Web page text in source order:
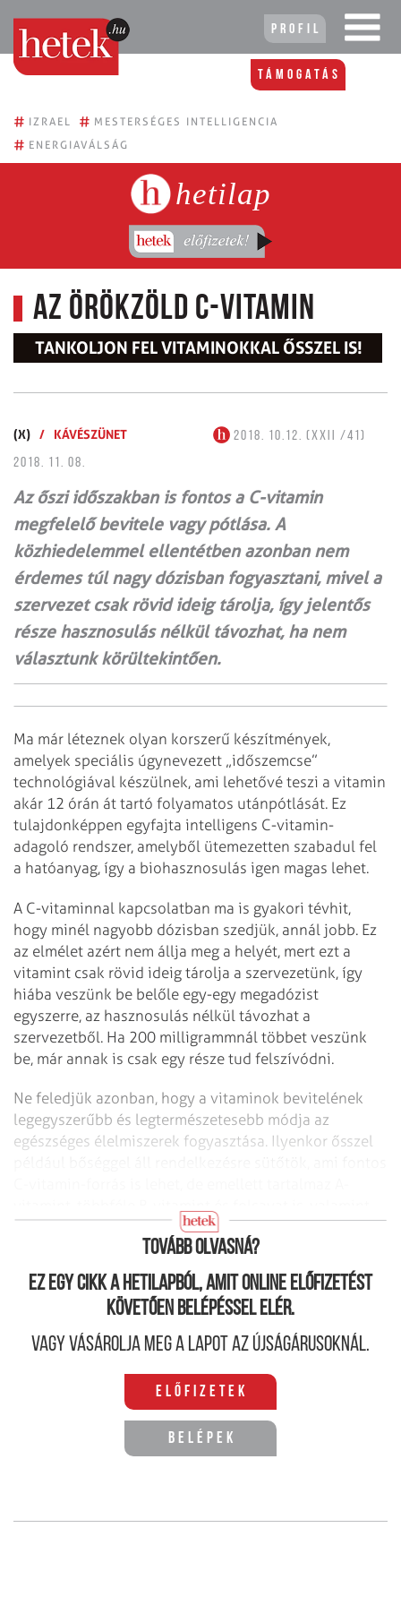
Profil
Támogatás
# IZRAEL # MESTERSÉGES INTELLIGENCIA
# ENERGIAVÁLSÁG
hetilap
Az örökzöld C-vitamin
TANKOLJON FEL VITAMINOKKAL ŐSSZEL IS!
(X) / KÁVÉSZÜNET
2018. 10.12. (XXII /41)
2018. 11. 08.
Az őszi időszakban is fontos a C-vitamin
megfelelő bevitele vagy pótlása. A
közhiedelemmel ellentétben azonban nem
érdemes túl nagy dózisban fogyasztani, mivel a
szervezet csak rövid ideig tárolja, így jelentős
része hasznosulás nélkül távozhat, ha nem
választunk körültekintően.
Ma már léteznek olyan korszerű készítmények,
amelyek speciális úgynevezett „időszemcse”
technológiával készülnek, ami lehetővé teszi a vitamin
akár 12 órán át tartó folyamatos utánpótlását. Ez
tulajdonképpen egyfajta intelligens C-vitamin-
adagoló rendszer, amelyből ütemezetten szabadul fel
a hatóanyag, így a biohasznosulás igen magas lehet.
A C-vitaminnal kapcsolatban ma is gyakori tévhit,
hogy minél nagyobb dózisban szedjük, annál jobb. Ez
az elmélet azért nem állja meg a helyét, mert ezt a
vitamint csak rövid ideig tárolja a szervezetünk, így
hiába veszünk be belőle egy-egy megadózist
egyszerre, az hasznosulás nélkül távozhat a
szervezetből. Ha 200 milli­grammnál többet veszünk
be, már annak is csak egy része tud felszívódni.
Ne feledjük azonban, hogy a vitaminok bevitelének
legegyszerűbb és legtermészetesebb módja az
egészséges élelmiszerek fogyasztása. Ilyenkor ősszel
kalciumot, cinket, mangánt, rezet, vasat, foszfort.
Tovább olvasná?
Ez egy cikk a hetilapból, amit online előfizetést
követően belépéssel elér.
Vagy vásárolja meg a lapot az újságárusoknál.
Előfizetek
Belépek